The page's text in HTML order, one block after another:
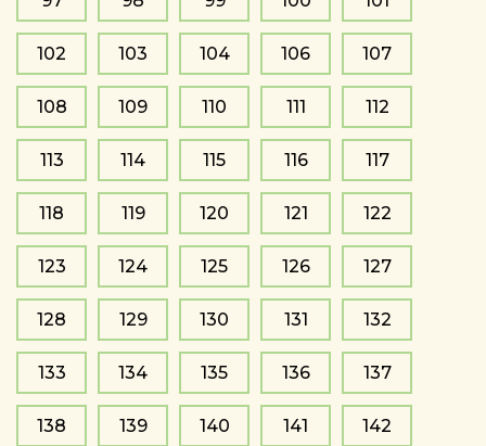
102 103 104 106 107
108 109 110 111 112
113 114 115 116 117
118 119 120 121 122
123 124 125 126 127
128 129 130 131 132
133 134 135 136 137
138 139 140 141 142